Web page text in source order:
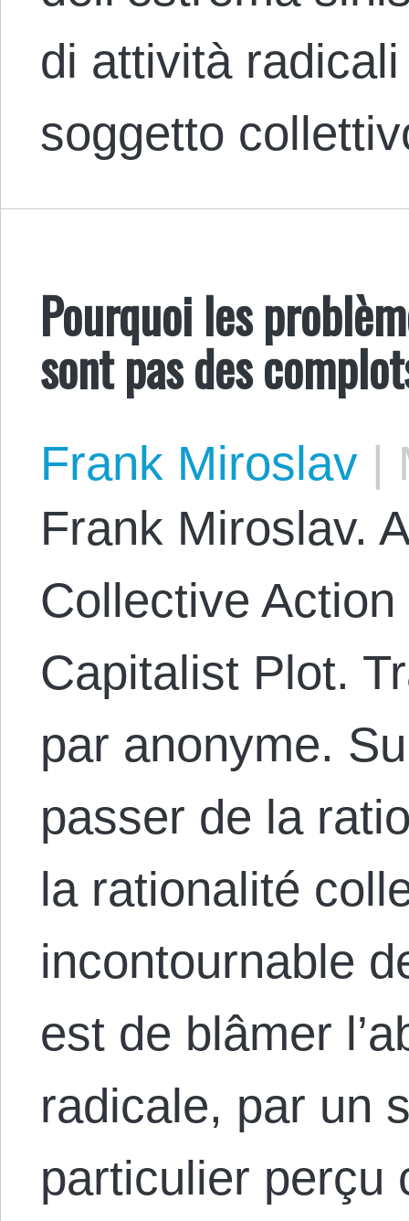
di attività
soggetto
Pourquoi les
sont pas des
Frank Miroslav |
Frank Miroslav.
Collective
Capitalist Plot.
par anonyme.
passer de la
la rationalité
incontournable
est de blâmer
radicale, par un
particulier perçu